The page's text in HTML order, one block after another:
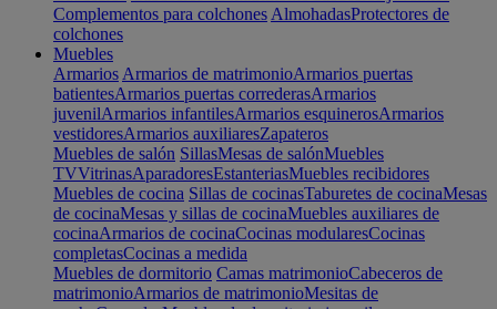
Complementos para colchones AlmohadasProtectores de
colchones
Muebles
Armarios Armarios de matrimonioArmarios puertas
batientesArmarios puertas correderasArmarios
juvenilArmarios infantilesArmarios esquinerosArmarios
vestidoresArmarios auxiliaresZapateros
Muebles de salón SillasMesas de salónMuebles
TVVitrinasAparadoresEstanteriasMuebles recibidores
Muebles de cocina Sillas de cocinasTaburetes de cocinaMesas
de cocinaMesas y sillas de cocinaMuebles auxiliares de
cocinaArmarios de cocinaCocinas modularesCocinas
completasCocinas a medida
Muebles de dormitorio Camas matrimonioCabeceros de
matrimonioArmarios de matrimonioMesitas de